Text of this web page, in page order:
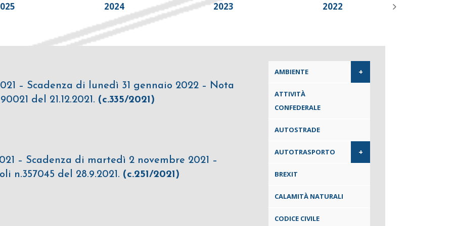
2024 2023 2022
– Scadenza di lunedì 31 gennaio 2022 – Nota
del 21.12.2021. (c.335/2021)
– Scadenza di martedì 2 novembre 2021 –
n.357045 del 28.9.2021. (c.251/2021)
AMBIENTE +
ATTIVITÀ
CONFEDERALE
AUTOSTRADE
AUTOTRASPORTO +
BREXIT
CALAMITÀ NATURALI
CODICE CIVILE